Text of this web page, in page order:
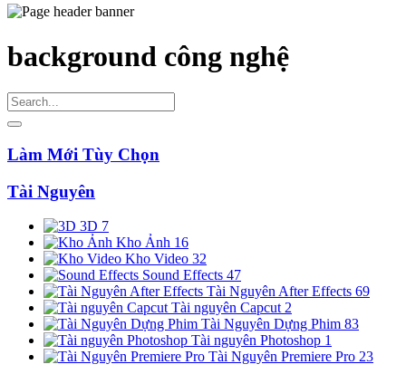
background công nghệ
Làm Mới Tùy Chọn
Tài Nguyên
3D 7
Kho Ảnh 16
Kho Video 32
Sound Effects 47
Tài Nguyên After Effects 69
Tài nguyên Capcut 2
Tài Nguyên Dựng Phim 83
Tài nguyên Photoshop 1
Tài Nguyên Premiere Pro 23